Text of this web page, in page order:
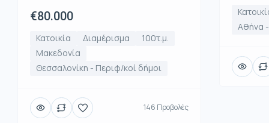
€80.000
Κατοικία Διαμέρισμα
100τ.μ.
Μακεδονία
Θεσσαλονίκη - Περιφ/κοί δήμοι
146 Προβολές
Αθήνα